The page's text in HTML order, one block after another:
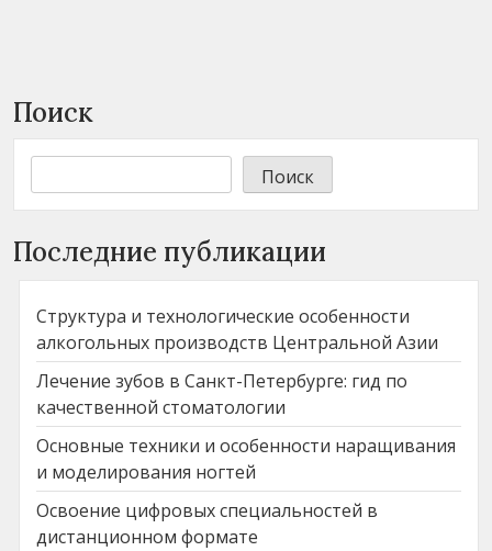
Поиск
Поиск
Последние публикации
Структура и технологические особенности
алкогольных производств Центральной Азии
Лечение зубов в Санкт-Петербурге: гид по
качественной стоматологии
Основные техники и особенности наращивания
и моделирования ногтей
Освоение цифровых специальностей в
дистанционном формате